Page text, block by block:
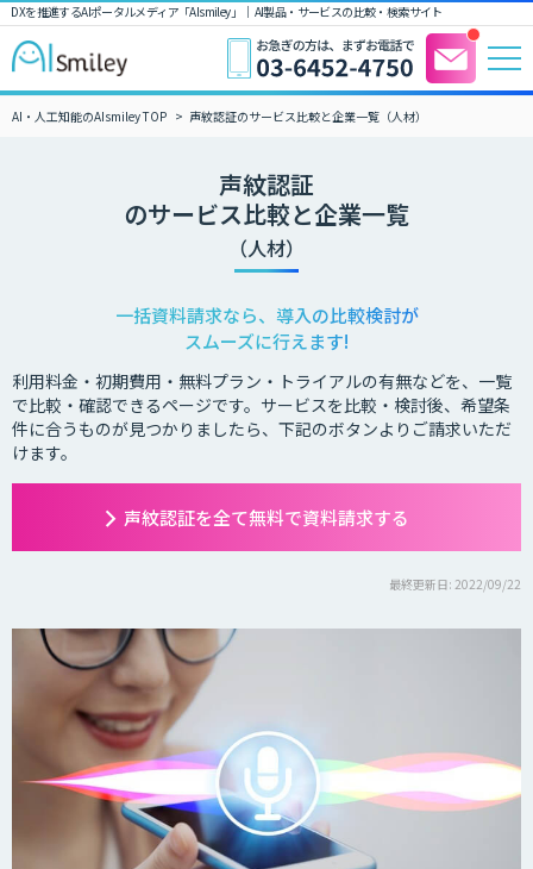
DXを推進するAIポータルメディア「AIsmiley」｜ AI製品・サービスの比較・検索サイト
AI・人工知能のAIsmiley TOP 声紋認証のサービス比較と企業一覧（人材）
声紋認証
のサービス比較と企業一覧
（人材）
一括資料請求なら、導入の比較検討が
スムーズに行えます!
利用料金・初期費用・無料プラン・トライアルの有無などを、一覧
で比較・確認できるページです。サービスを比較・検討後、希望条
件に合うものが見つかりましたら、下記のボタンよりご請求いただ
けます。
声紋認証を全て無料で資料請求する
最終更新日: 2022/09/22